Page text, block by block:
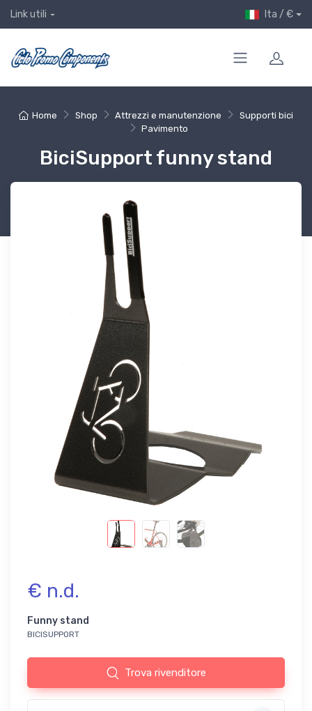
Link utili Ita / €
Home Shop Attrezzi e manutenzione
Supporti bici
Pavimento
BiciSupport funny stand
€ n.d.
Funny stand
BICISUPPORT
Trova rivenditore